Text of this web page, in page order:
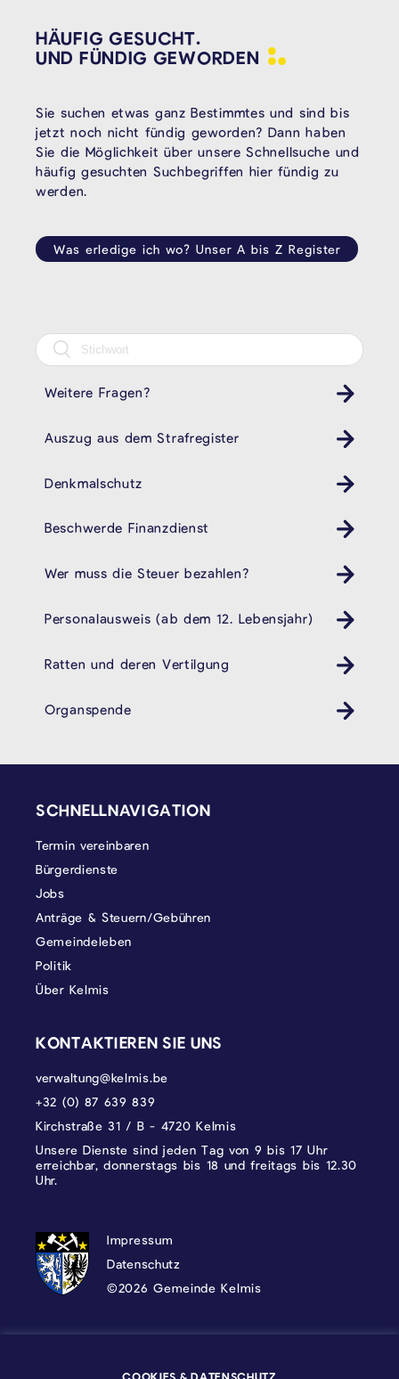
HÄUFIG GESUCHT.
UND FÜNDIG GEWORDEN
Sie suchen etwas ganz Bestimmtes und sind bis
jetzt noch nicht fündig geworden? Dann haben
Sie die Möglichkeit über unsere Schnellsuche und
häufig gesuchten Suchbegriffen hier fündig zu
werden.
Was erledige ich wo? Unser A bis Z Register
Weitere Fragen?
Auszug aus dem Strafregister
Denkmalschutz
Beschwerde Finanzdienst
Wer muss die Steuer bezahlen?
Personalausweis (ab dem 12. Lebensjahr)
Pass ID Ausweis
Ratten und deren Vertilgung
Organspende
SCHNELLNAVIGATION
Termin vereinbaren
Bürgerdienste
Jobs
Anträge & Steuern/Gebühren
Gemeindeleben
Politik
Über Kelmis
KONTAKTIEREN SIE UNS
verwaltung@kelmis.be
+32 (0) 87 639 839
Kirchstraße 31 / B - 4720 Kelmis
Unsere Dienste sind jeden Tag von 9 bis 17 Uhr
erreichbar, donnerstags bis 18 und freitags bis 12.30
Uhr.
DATENSCHUTZ, IMPRESSUM UND
Impressum
Datenschutz
©2026 Gemeinde Kelmis